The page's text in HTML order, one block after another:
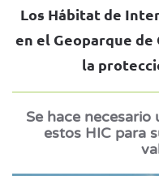
Los Hábitat de
en el Geoparque de
la
Se hace
estos HIC para